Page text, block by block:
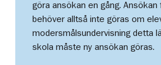
göra ansökan en gång.
behöver alltså inte göras om
modersmålsundervisning detta
skola måste ny ansökan göras.